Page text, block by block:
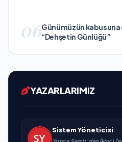
06Günümüzün
“Dehşetin Günlüğü”
YAZARLARIMIZ
Sistem Yöneticisi
Yonca Samlı ‘dan İkinci